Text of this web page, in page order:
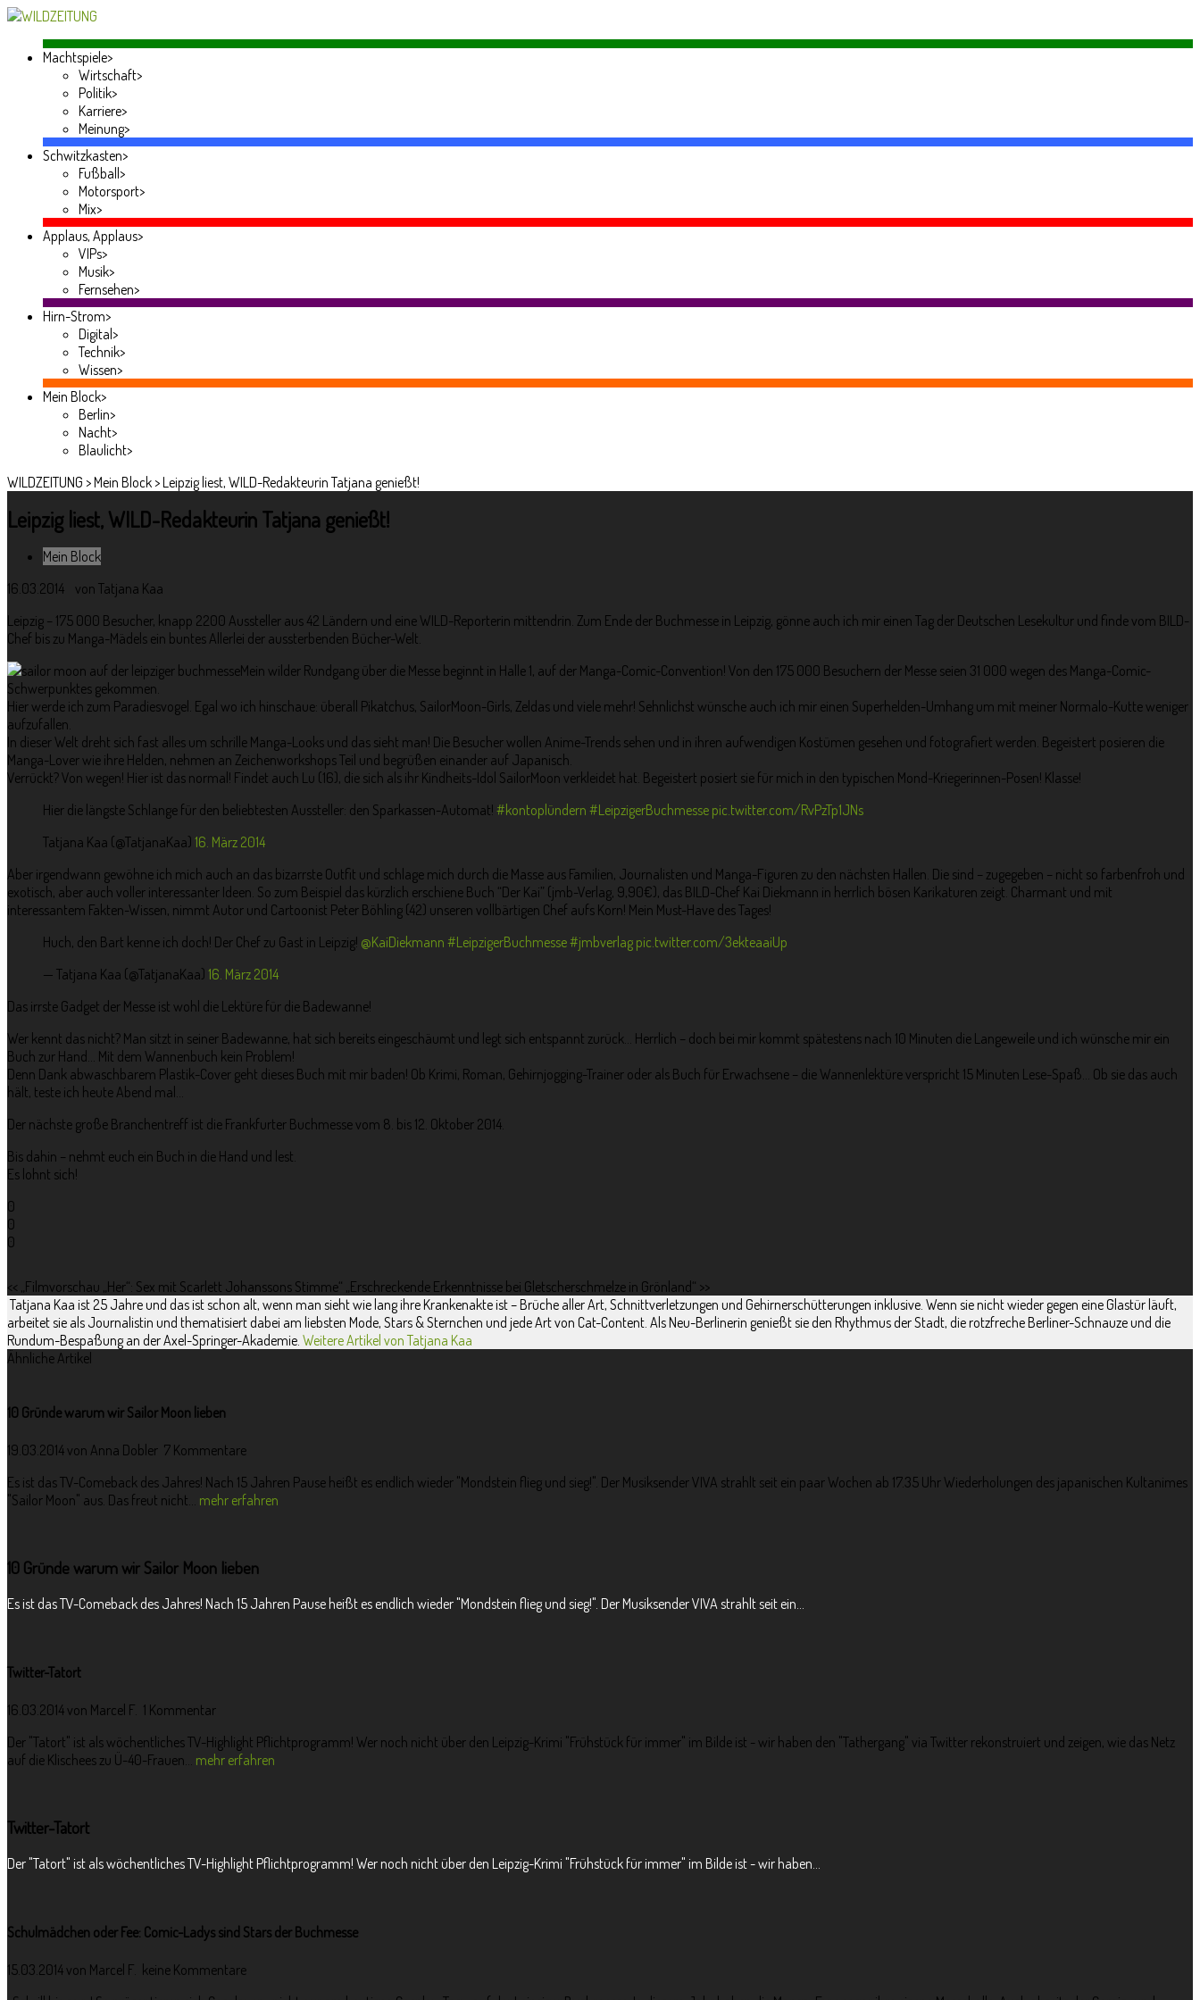
Machtspiele>
Wirtschaft>
Politik>
Karriere>
Meinung>
Schwitzkasten>
Fußball>
Motorsport>
Mix>
Applaus, Applaus>
VIPs>
Musik>
Fernsehen>
Hirn-Strom>
Digital>
Technik>
Wissen>
Mein Block>
Berlin>
Nacht>
Blaulicht>
WILDZEITUNG >Mein Block>Leipzig liest, WILD-Redakteurin Tatjana genießt!
Leipzig liest, WILD-Redakteurin Tatjana genießt!
Mein Block
16.03.2014 von Tatjana Kaa
Leipzig – 175 000 Besucher, knapp 2200 Aussteller aus 42 Ländern und eine WILD-Reporterin mittendrin. Zum Ende der Buchmesse in Leipzig, gönne auch ich mir einen Tag der Deutschen Lesekultur und finde vom BILD-
Chef bis zu Manga-Mädels ein buntes Allerlei der aussterbenden Bücher-Welt.
Mein wilder Rundgang über die Messe beginnt in Halle 1, auf der Manga-Comic-Convention! Von den 175 000 Besuchern der Messe seien 31 000 wegen des Manga-Comic-
Schwerpunktes gekommen.
Hier werde ich zum Paradiesvogel. Egal wo ich hinschaue: überall Pikatchus, SailorMoon-Girls, Zeldas und viele mehr! Sehnlichst wünsche auch ich mir einen Superhelden-Umhang um mit meiner Normalo-Kutte weniger
aufzufallen.
In dieser Welt dreht sich fast alles um schrille Manga-Looks und das sieht man! Die Besucher wollen Anime-Trends sehen und in ihren aufwendigen Kostümen gesehen und fotografiert werden. Begeistert posieren die
Manga-Lover wie ihre Helden, nehmen an Zeichenworkshops Teil und begrüßen einander auf Japanisch.
Verrückt? Von wegen! Hier ist das normal! Findet auch Lu (16), die sich als ihr Kindheits-Idol SailorMoon verkleidet hat. Begeistert posiert sie für mich in den typischen Mond-Kriegerinnen-Posen! Klasse!
Hier die längste Schlange für den beliebtesten Aussteller: den Sparkassen-Automat! #kontoplündern #LeipzigerBuchmesse pic.twitter.com/RvPzTp1JNs
Tatjana Kaa (@TatjanaKaa) 16. März 2014
Aber irgendwann gewöhne ich mich auch an das bizarrste Outfit und schlage mich durch die Masse aus Familien, Journalisten und Manga-Figuren zu den nächsten Hallen. Die sind – zugegeben – nicht so farbenfroh und
exotisch, aber auch voller interessanter Ideen. So zum Beispiel das kürzlich erschiene Buch “Der Kai” (jmb-Verlag, 9,90€), das BILD-Chef Kai Diekmann in herrlich bösen Karikaturen zeigt. Charmant und mit
interessantem Fakten-Wissen, nimmt Autor und Cartoonist Peter Böhling (42) unseren vollbärtigen Chef aufs Korn! Mein Must-Have des Tages!
Huch, den Bart kenne ich doch! Der Chef zu Gast in Leipzig! @KaiDiekmann #LeipzigerBuchmesse#jmbverlag pic.twitter.com/3ekteaaiUp
— Tatjana Kaa (@TatjanaKaa) 16. März 2014
Das irrste Gadget der Messe ist wohl die Lektüre für die Badewanne!
Wer kennt das nicht? Man sitzt in seiner Badewanne, hat sich bereits eingeschäumt und legt sich entspannt zurück… Herrlich – doch bei mir kommt spätestens nach 10 Minuten die Langeweile und ich wünsche mir ein
Buch zur Hand… Mit dem Wannenbuch kein Problem!
Denn Dank abwaschbarem Plastik-Cover geht dieses Buch mit mir baden! Ob Krimi, Roman, Gehirnjogging-Trainer oder als Buch für Erwachsene – die Wannenlektüre verspricht 15 Minuten Lese-Spaß… Ob sie das auch
hält, teste ich heute Abend mal…
Der nächste große Branchentreff ist die Frankfurter Buchmesse vom 8. bis 12. Oktober 2014.
Bis dahin – nehmt euch ein Buch in die Hand und lest.
Es lohnt sich!
0
0
0
<< „Filmvorschau „Her“: Sex mit Scarlett Johanssons Stimme“ „Erschreckende Erkenntnisse bei Gletscherschmelze in Grönland“ >>
Tatjana Kaa ist 25 Jahre und das ist schon alt, wenn man sieht wie lang ihre Krankenakte ist – Brüche aller Art, Schnittverletzungen und Gehirnerschütterungen inklusive. Wenn sie nicht wieder gegen eine Glastür läuft,
arbeitet sie als Journalistin und thematisiert dabei am liebsten Mode, Stars & Sternchen und jede Art von Cat-Content. Als Neu-Berlinerin genießt sie den Rhythmus der Stadt, die rotzfreche Berliner-Schnauze und die
Rundum-Bespaßung an der Axel-Springer-Akademie. Weitere Artikel von Tatjana Kaa
Ähnliche Artikel
10 Gründe warum wir Sailor Moon lieben
19.03.2014 von Anna Dobler 7 Kommentare
Es ist das TV-Comeback des Jahres! Nach 15 Jahren Pause heißt es endlich wieder "Mondstein flieg und sieg!". Der Musiksender VIVA strahlt seit ein paar Wochen ab 17.35 Uhr Wiederholungen des japanischen Kultanimes
"Sailor Moon" aus. Das freut nicht... mehr erfahren
10 Gründe warum wir Sailor Moon lieben
Es ist das TV-Comeback des Jahres! Nach 15 Jahren Pause heißt es endlich wieder "Mondstein flieg und sieg!". Der Musiksender VIVA strahlt seit ein...
Twitter-Tatort
16.03.2014 von Marcel F. 1 Kommentar
Der "Tatort" ist als wöchentliches TV-Highlight Pflichtprogramm! Wer noch nicht über den Leipzig-Krimi "Frühstück für immer" im Bilde ist - wir haben den "Tathergang" via Twitter rekonstruiert und zeigen, wie das Netz
auf die Klischees zu Ü-40-Frauen... mehr erfahren
Twitter-Tatort
Der "Tatort" ist als wöchentliches TV-Highlight Pflichtprogramm! Wer noch nicht über den Leipzig-Krimi "Frühstück für immer" im Bilde ist - wir haben...
Schulmädchen oder Fee: Comic-Ladys sind Stars der Buchmesse
15.03.2014 von Marcel F. keine Kommentare